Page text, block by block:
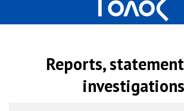
Reports,
investigations